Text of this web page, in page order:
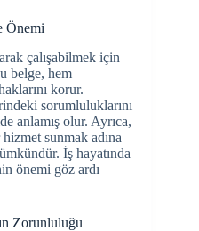
Önemi
çalışabilmek için
belge, hem
korur.
sorumluluklarını
anlamış olur. Ayrıca,
sunmak adına
İş hayatında
önemi göz ardı
Zorunluluğu